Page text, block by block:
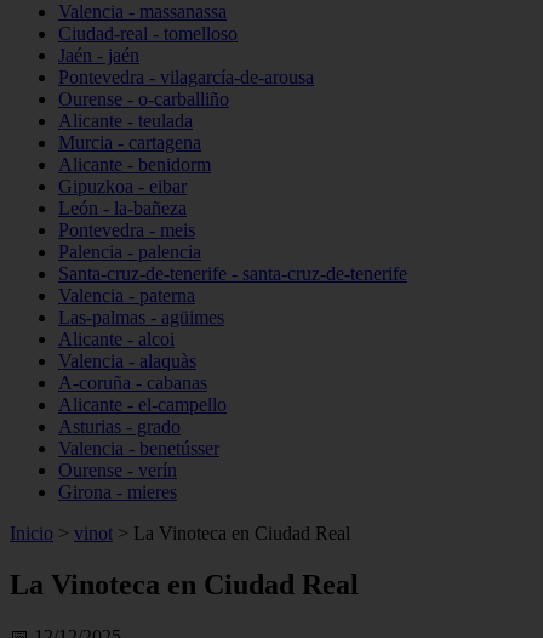
Valencia - massanassa
Ciudad-real - tomelloso
Jaén - jaén
Pontevedra - vilagarcía-de-arousa
Ourense - o-carballiño
Alicante - teulada
Murcia - cartagena
Alicante - benidorm
Gipuzkoa - eibar
León - la-bañeza
Pontevedra - meis
Palencia - palencia
Santa-cruz-de-tenerife - santa-cruz-de-tenerife
Valencia - paterna
Las-palmas - agüimes
Alicante - alcoi
Valencia - alaquàs
A-coruña - cabanas
Alicante - el-campello
Asturias - grado
Valencia - benetússer
Ourense - verín
Girona - mieres
Inicio > vinot > La Vinoteca en Ciudad Real
La Vinoteca en Ciudad Real